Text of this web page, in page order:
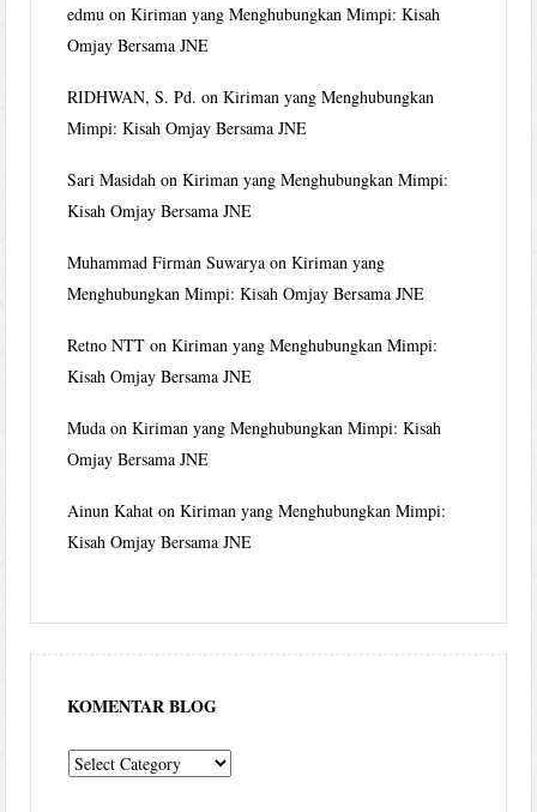
edmu onKiriman yang Menghubungkan Mimpi: Kisah
Omjay Bersama JNE
RIDHWAN, S. Pd. onKiriman yang Menghubungkan
Mimpi: Kisah Omjay Bersama JNE
Sari Masidah onKiriman yang Menghubungkan Mimpi:
Kisah Omjay Bersama JNE
Muhammad Firman Suwarya onKiriman yang
Menghubungkan Mimpi: Kisah Omjay Bersama JNE
Retno NTT onKiriman yang Menghubungkan Mimpi:
Kisah Omjay Bersama JNE
Muda onKiriman yang Menghubungkan Mimpi: Kisah
Omjay Bersama JNE
Ainun Kahat onKiriman yang Menghubungkan Mimpi:
Kisah Omjay Bersama JNE
KOMENTAR BLOG
komentar